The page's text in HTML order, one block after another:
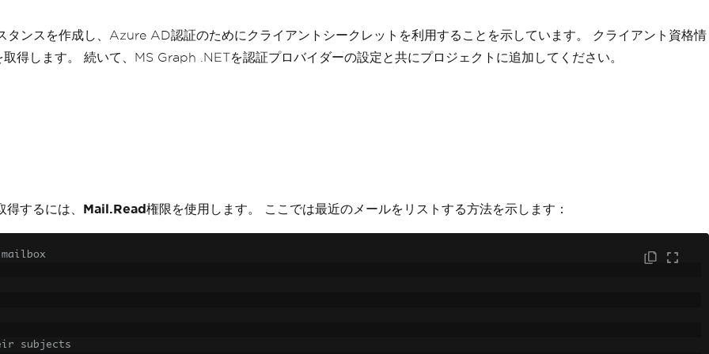
タンスを作成し、Azure AD認証のためにクライアントシークレットを利用することを示しています。 クライアント資格情
得します。 続いて、MS Graph .NETを認証プロバイダーの設定と共にプロジェクトに追加してください。
するには、 Mail.Read権限を使用します。 ここでは最近のメールをリストする方法を示します：
subjects